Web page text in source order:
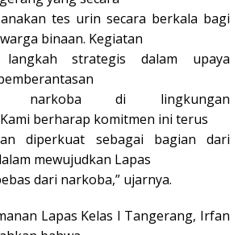
tes urin secara berkala bagi
binaan. Kegiatan
strategis dalam upaya
narkoba di lingkungan
berharap komitmen ini terus
diperkuat sebagai bagian dari
mewujudkan Lapas
dari narkoba,” ujarnya.
Lapas Kelas I Tangerang, Irfan